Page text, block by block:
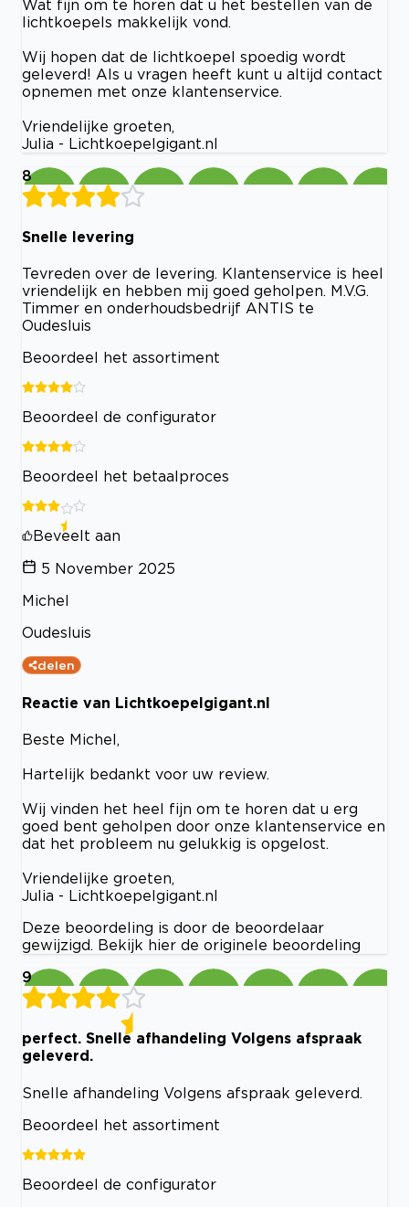
Wat fijn om te horen dat u het bestellen van de
lichtkoepels makkelijk vond.
Wij hopen dat de lichtkoepel spoedig wordt
geleverd! Als u vragen heeft kunt u altijd contact
opnemen met onze klantenservice.
Vriendelijke groeten,
Julia - Lichtkoepelgigant.nl
8
Snelle levering
Tevreden over de levering. Klantenservice is heel
vriendelijk en hebben mij goed geholpen. M.V.G.
Timmer en onderhoudsbedrijf ANTIS te
Oudesluis
Beoordeel het assortiment
Beoordeel de configurator
Beoordeel het betaalproces
Beveelt aan
5 November 2025
Michel
Oudesluis
delen
Reactie van Lichtkoepelgigant.nl
Beste Michel,
Hartelijk bedankt voor uw review.
Wij vinden het heel fijn om te horen dat u erg
goed bent geholpen door onze klantenservice en
dat het probleem nu gelukkig is opgelost.
Vriendelijke groeten,
Julia - Lichtkoepelgigant.nl
Deze beoordeling is door de beoordelaar
gewijzigd. Bekijk hier de originele beoordeling
9
perfect. Snelle afhandeling Volgens afspraak
geleverd.
Snelle afhandeling Volgens afspraak geleverd.
Beoordeel het assortiment
Beoordeel de configurator